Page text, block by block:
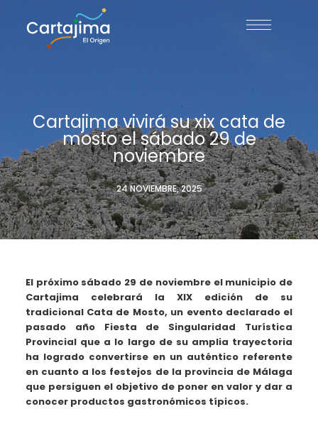
Cartajima vivirá su xix cata de
mosto el sábado 29 de
noviembre
24 NOVIEMBRE, 2025
El próximo sábado 29 de noviembre el municipio de
Cartajima celebrará la XIX edición de su
tradicional Cata de Mosto, un evento declarado el
pasado año Fiesta de Singularidad Turística
Provincial que a lo largo de su amplia trayectoria
ha logrado convertirse en un auténtico referente
en cuanto a los festejos de la provincia de Málaga
que persiguen el objetivo de poner en valor y dar a
conocer productos gastronómicos típicos.